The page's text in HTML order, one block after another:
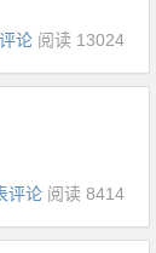
论 阅读 13024
评论 阅读 8414